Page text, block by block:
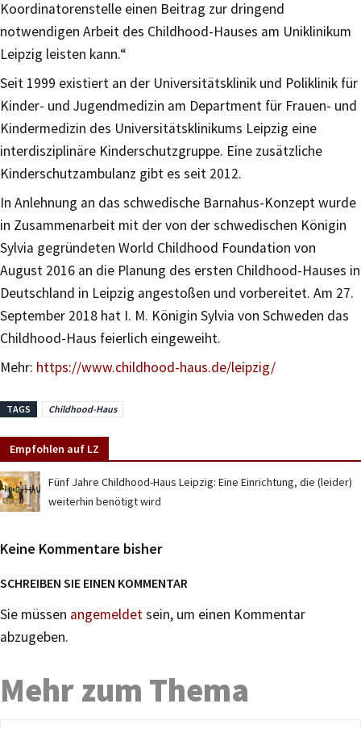
Koordinatorenstelle einen Beitrag zur dringend
notwendigen Arbeit des Childhood-Hauses am Uniklinikum
Leipzig leisten kann.“
Seit 1999 existiert an der Universitätsklinik und Poliklinik für
Kinder- und Jugendmedizin am Department für Frauen- und
Kindermedizin des Universitätsklinikums Leipzig eine
interdisziplinäre Kinderschutzgruppe. Eine zusätzliche
Kinderschutzambulanz gibt es seit 2012.
In Anlehnung an das schwedische Barnahus-Konzept wurde
in Zusammenarbeit mit der von der schwedischen Königin
Sylvia gegründeten World Childhood Foundation von
August 2016 an die Planung des ersten Childhood-Hauses in
Deutschland in Leipzig angestoßen und vorbereitet. Am 27.
September 2018 hat I. M. Königin Sylvia von Schweden das
Childhood-Haus feierlich eingeweiht.
Mehr: https://www.childhood-haus.de/leipzig/
TAGS Childhood-Haus
Empfohlen auf LZ
Fünf Jahre Childhood-Haus Leipzig: Eine Einrichtung, die (leider)
weiterhin benötigt wird
Keine Kommentare bisher
SCHREIBEN SIE EINEN KOMMENTAR
Sie müssen angemeldetsein, um einen Kommentar
abzugeben.
Mehr zum Thema